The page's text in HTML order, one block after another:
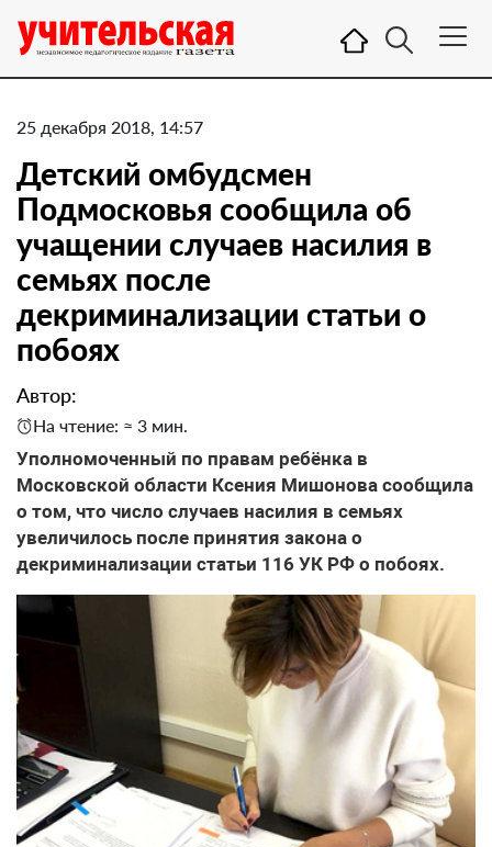
25 декабря 2018, 14:57
Детский омбудсмен
Подмосковья сообщила об
учащении случаев насилия в
семьях после
декриминализации статьи о
побоях
Автор:
На чтение: ≈ 3 мин.
Уполномоченный по правам ребёнка в
Московской области Ксения Мишонова сообщила
о том, что число случаев насилия в семьях
увеличилось после принятия закона о
декриминализации статьи 116 УК РФ о побоях.